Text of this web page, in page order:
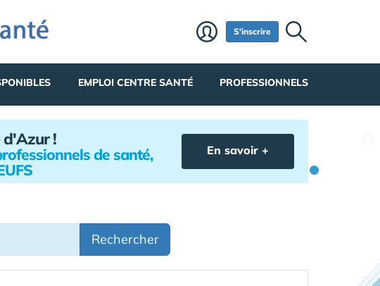
S'inscrire
EMPLOI CENTRE SANTÉ PROFESSIONNELS
d'Azur !
de santé,
En savoir +
Rechercher